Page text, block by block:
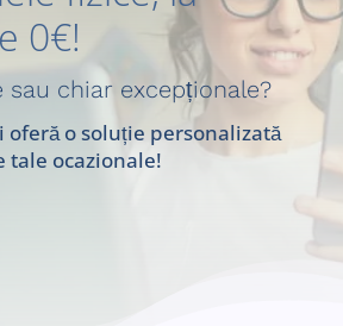
0€!
sau chiar excepționale?
oferă o soluție personalizată
tale ocazionale!